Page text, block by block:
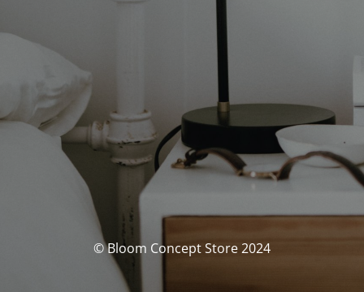
© Bloom Concept Store 2024